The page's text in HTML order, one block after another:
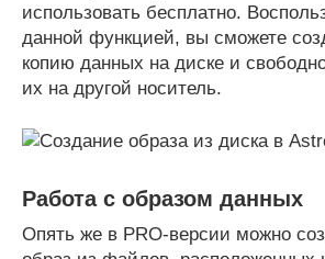
использовать бесплатно.
данной функцией, вы сможете
копию данных на диске и
их на другой носитель.
Работа с образом данных
Опять же в PRO-версии можно